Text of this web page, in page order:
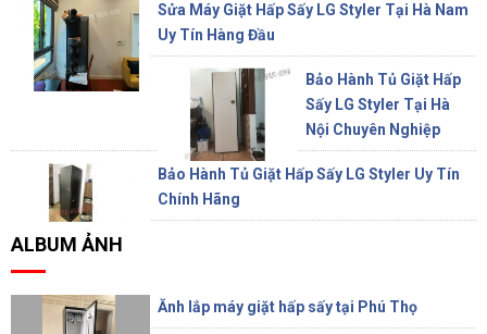
Sửa Máy Giặt Hấp Sấy LG Styler Tại Hà Nam
Uy Tín Hàng Đầu
Bảo Hành Tủ Giặt Hấp
Sấy LG Styler Tại Hà
Nội Chuyên Nghiệp
Bảo Hành Tủ Giặt Hấp Sấy LG Styler Uy Tín
Chính Hãng
ALBUM ẢNH
Ănh lắp máy giặt hấp sấy tại Phú Thọ